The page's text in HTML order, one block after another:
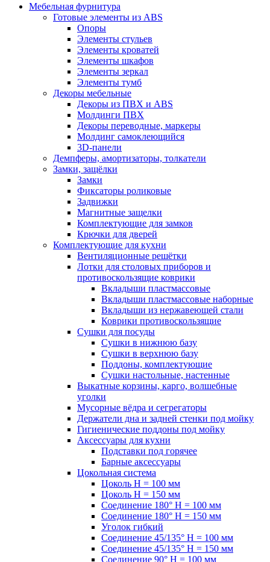
Мебельная фурнитура
Готовые элементы из ABS
Опоры
Элементы стульев
Элементы кроватей
Элементы шкафов
Элементы зеркал
Элементы тумб
Декоры мебельные
Декоры из ПВХ и ABS
Молдинги ПВХ
Декоры переводные, маркеры
Молдинг самоклеющийся
3D-панели
Демпферы, амортизаторы, толкатели
Замки, защёлки
Замки
Фиксаторы роликовые
Задвижки
Магнитные защелки
Комплектующие для замков
Крючки для дверей
Комплектующие для кухни
Вентиляционные решётки
Лотки для столовых приборов и
противоскользящие коврики
Вкладыши пластмассовые
Вкладыши пластмассовые наборные
Вкладыши из нержавеющей стали
Коврики противоскользящие
Сушки для посуды
Сушки в нижнюю базу
Сушки в верхнюю базу
Поддоны, комплектующие
Сушки настольные, настенные
Выкатные корзины, карго, волшебные
уголки
Мусорные вёдра и сегрегаторы
Держатели дна и задней стенки под мойку
Гигиенические поддоны под мойку
Аксессуары для кухни
Подставки под горячее
Барные аксессуары
Цокольная система
Цоколь H = 100 мм
Цоколь H = 150 мм
Соединение 180° H = 100 мм
Соединение 180° H = 150 мм
Уголок гибкий
Соединение 45/135° H = 100 мм
Соединение 45/135° H = 150 мм
Соединение 90° H = 100 мм